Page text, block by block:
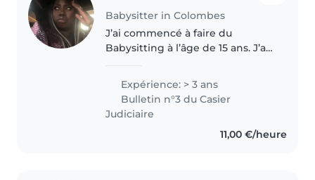
Babysitter in Colombes
J’ai commencé à faire du
Babysitting à l’âge de 15 ans. J’ai
filles, des sœurs et les week-
ends d’autres familles pendants
mes temps libres. Actuellement..
Expérience: > 3 ans
Bulletin n°3 du Casier
Judiciaire
11,00 €/heure